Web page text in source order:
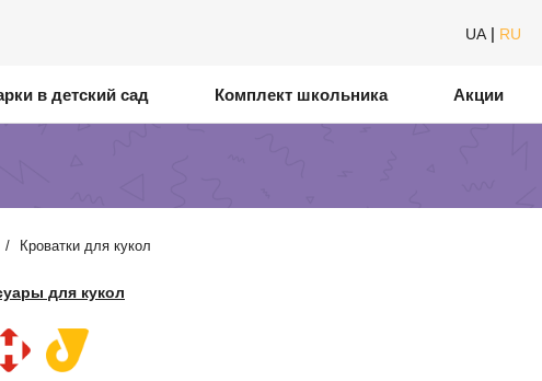
UA | RU
в детский сад Комплект школьника Акции
/ Кроватки для кукол
для кукол